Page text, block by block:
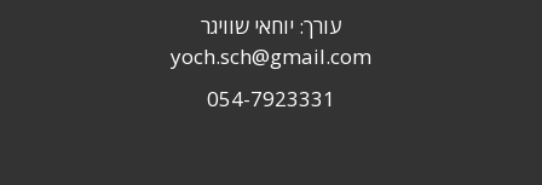
עורך: יוחאי שוויגר
yoch.sch@gmail.com
054-7923331